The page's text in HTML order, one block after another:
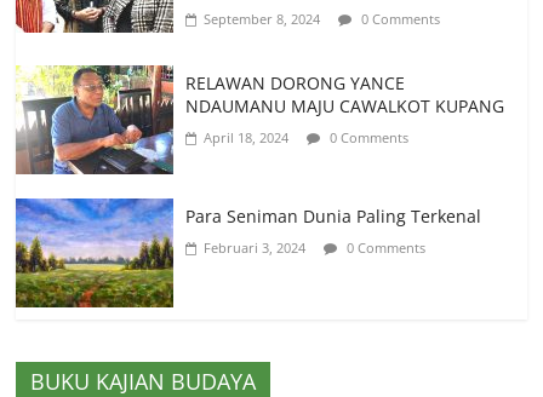
September 8, 2024 0 Comments
RELAWAN DORONG YANCE
NDAUMANU MAJU CAWALKOT KUPANG
April 18, 2024 0 Comments
Para Seniman Dunia Paling Terkenal
Februari 3, 2024 0 Comments
BUKU KAJIAN BUDAYA